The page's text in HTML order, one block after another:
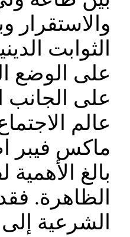
والاستقرار
الثوابت
على الوضع
على الجانب
عالم
ماكس فيبر
بالغ الأهمية
الظاهرة.
الشرعية إلى